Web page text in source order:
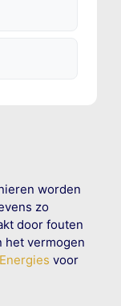
worden
zo
door fouten
het vermogen
voor